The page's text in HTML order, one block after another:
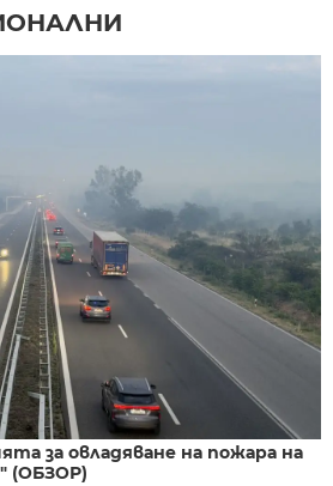
за овладяване на пожара на
(ОБЗОР)